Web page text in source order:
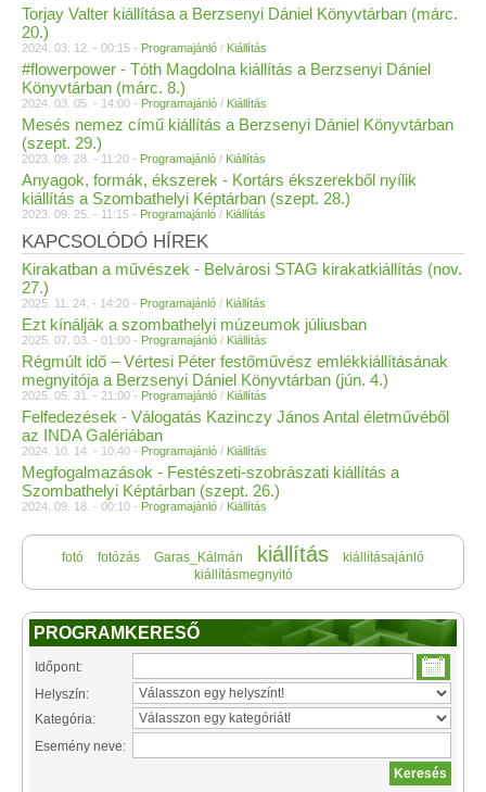
Torjay Valter kiállítása a Berzsenyi Dániel Könyvtárban (márc.
20.)
2024. 03. 12. - 00:15 - Programajánló / Kiállítás
#flowerpower - Tóth Magdolna kiállítás a Berzsenyi Dániel
Könyvtárban (márc. 8.)
2024. 03. 05. - 14:00 - Programajánló / Kiállítás
Mesés nemez című kiállítás a Berzsenyi Dániel Könyvtárban
(szept. 29.)
2023. 09. 28. - 11:20 - Programajánló / Kiállítás
Anyagok, formák, ékszerek - Kortárs ékszerekből nyílik
kiállítás a Szombathelyi Képtárban (szept. 28.)
2023. 09. 25. - 11:15 - Programajánló / Kiállítás
KAPCSOLÓDÓ HÍREK
Kirakatban a művészek - Belvárosi STAG kirakatkiállítás (nov.
27.)
2025. 11. 24. - 14:20 - Programajánló / Kiállítás
Ezt kínálják a szombathelyi múzeumok júliusban
2025. 07. 03. - 01:00 - Programajánló / Kiállítás
Régmúlt idő – Vértesi Péter festőművész emlékkiállításának
megnyitója a Berzsenyi Dániel Könyvtárban (jún. 4.)
2025. 05. 31. - 21:00 - Programajánló / Kiállítás
Felfedezések - Válogatás Kazinczy János Antal életművéből
az INDA Galériában
2024. 10. 14. - 10:40 - Programajánló / Kiállítás
Megfogalmazások - Festészeti-szobrászati kiállítás a
Szombathelyi Képtárban (szept. 26.)
2024. 09. 18. - 00:10 - Programajánló / Kiállítás
fotó fotózás Garas_Kálmán kiállítás
kiállításajánló
kiállításmegnyitó
PROGRAMKERESŐ
Időpont:
Helyszín:
Kategória:
Esemény neve: